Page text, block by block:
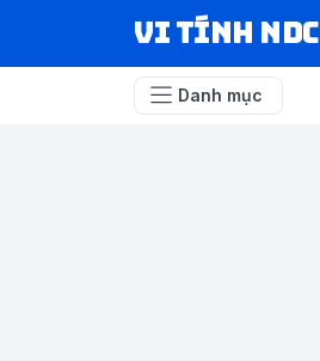
VI TÍNH NDC
Danh mục